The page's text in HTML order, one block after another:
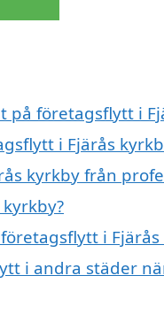
på företagsflytt i
i Fjärås
kyrkby från
i Fjärås
i andra städer